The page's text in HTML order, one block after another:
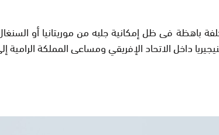
باهظة فى ظل إمكانية جلبه من موريتانيا أو
داخل الاتحاد الإفريقي ومساعى المملكة